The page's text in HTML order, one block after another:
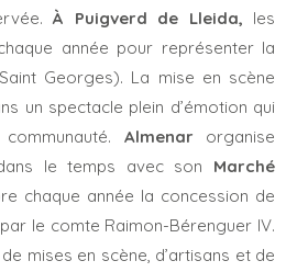
À Puigverd de Lleida, les
année pour représenter la
Georges). La mise en scène
un spectacle plein d’émotion qui
Almenar organise
le temps avec son Marché
chaque année la concession de
le comte Raimon-Bérenguer IV.
mises en scène, d’artisans et de